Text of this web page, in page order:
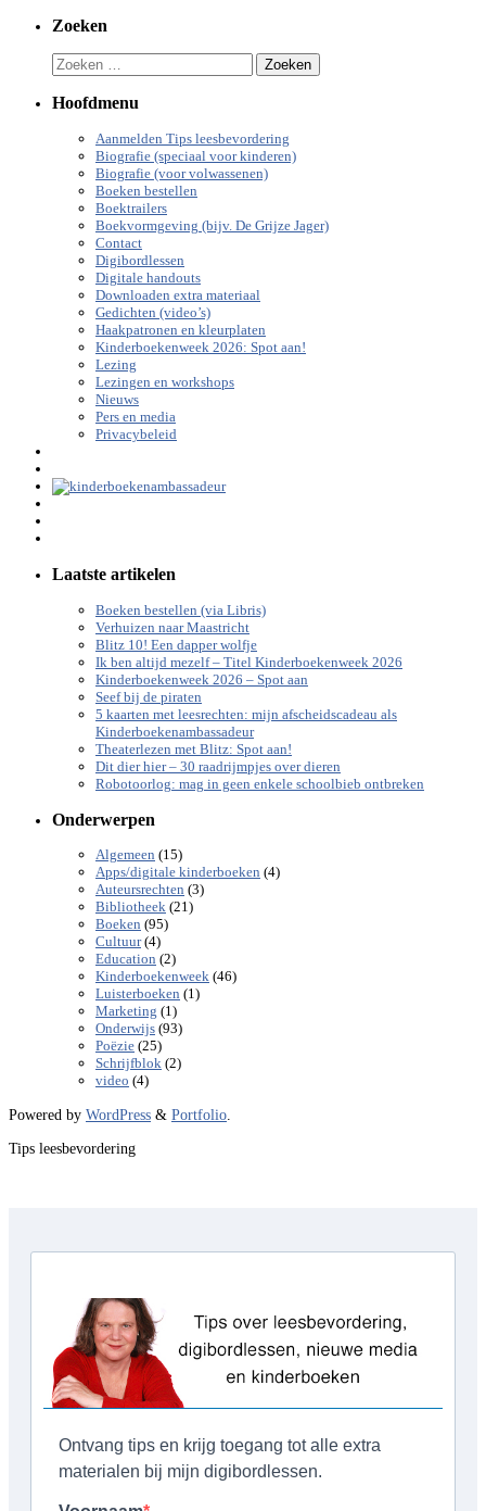
Zoeken
Zoeken
naar:
Hoofdmenu
Aanmelden Tips leesbevordering
Biografie (speciaal voor kinderen)
Biografie (voor volwassenen)
Boeken bestellen
Boektrailers
Boekvormgeving (bijv. De Grijze Jager)
Contact
Digibordlessen
Digitale handouts
Downloaden extra materiaal
Gedichten (video’s)
Haakpatronen en kleurplaten
Kinderboekenweek 2026: Spot aan!
Lezing
Lezingen en workshops
Nieuws
Pers en media
Privacybeleid
Laatste artikelen
Boeken bestellen (via Libris)
Verhuizen naar Maastricht
Blitz 10! Een dapper wolfje
Ik ben altijd mezelf – Titel Kinderboekenweek 2026
Kinderboekenweek 2026 – Spot aan
Seef bij de piraten
5 kaarten met leesrechten: mijn afscheidscadeau als
Kinderboekenambassadeur
Theaterlezen met Blitz: Spot aan!
Dit dier hier – 30 raadrijmpjes over dieren
Robotoorlog: mag in geen enkele schoolbieb ontbreken
Onderwerpen
Algemeen (15)
Apps/digitale kinderboeken (4)
Auteursrechten (3)
Bibliotheek (21)
Boeken (95)
Cultuur(4)
Education (2)
Kinderboekenweek (46)
Luisterboeken (1)
Marketing (1)
Onderwijs (93)
Poëzie (25)
Schrijfblok (2)
video (4)
Powered by WordPress & Portfolio
Tips leesbevordering